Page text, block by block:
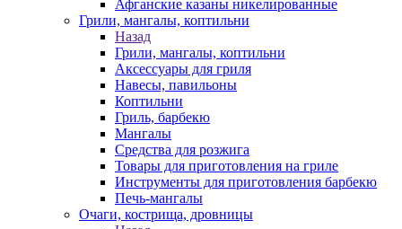
Афганские казаны никелированные
Грили, мангалы, коптильни
Назад
Грили, мангалы, коптильни
Аксессуары для гриля
Навесы, павильоны
Коптильни
Гриль, барбекю
Мангалы
Средства для розжига
Товары для приготовления на гриле
Инструменты для приготовления барбекю
Печь-мангалы
Очаги, кострища, дровницы